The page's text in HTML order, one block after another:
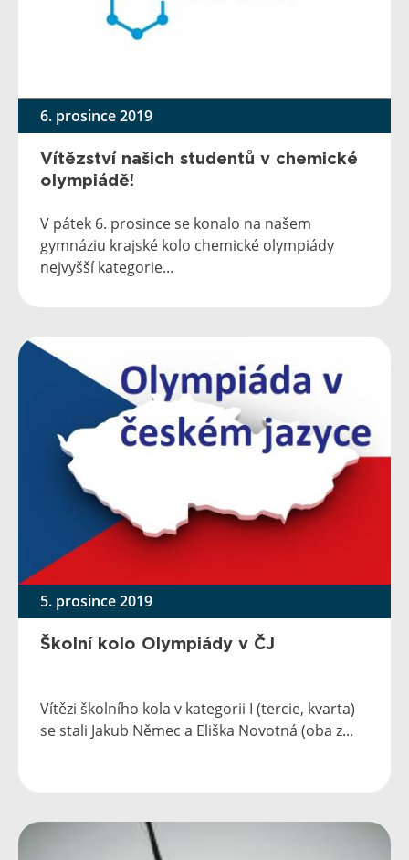
6. prosince 2019
Vítězství našich studentů v chemické
olympiádě!
V pátek 6. prosince se konalo na našem
gymnáziu krajské kolo chemické olympiády
nejvyšší kategorie...
5. prosince 2019
Školní kolo Olympiády v ČJ
Vítězi školního kola v kategorii I (tercie, kvarta)
se stali Jakub Němec a Eliška Novotná (oba z...